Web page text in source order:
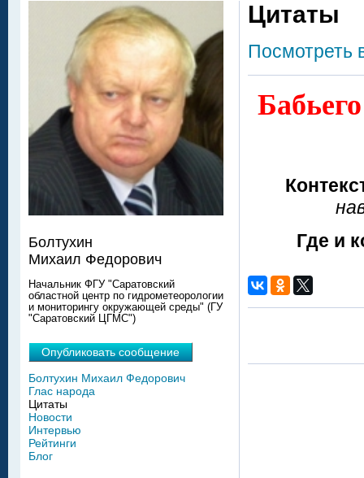
Цитаты
Посмотреть
Где и
Болтухин
Михаил Федорович
Начальник ФГУ "Саратовский
областной центр по гидрометеорологии
и мониторингу окружающей среды" (ГУ
"Саратовский ЦГМС")
Опубликовать сообщение
Болтухин Михаил Федорович
Глас народа
Цитаты
Новости
Интервью
Рейтинги
Блог